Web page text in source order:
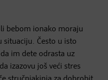
bebom ionako moraju
situaciju. Često u isto
im dete odrasta uz
izazovu još veći stres